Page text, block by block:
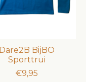
Dare2B BijBO
Sporttrui
€9,95